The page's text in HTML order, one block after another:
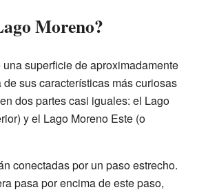
Moreno?
superficie de aproximadamente
sus características más curiosas
dos partes casi iguales: el Lago
y el Lago Moreno Este (o
conectadas por un paso estrecho.
pasa por encima de este paso,